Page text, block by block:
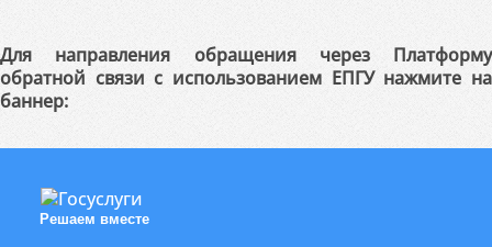
Для направления обращения через Платформу
обратной связи с использованием ЕПГУ нажмите на
баннер:
Решаем вместе